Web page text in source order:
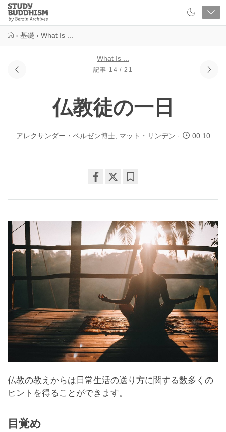
Close
Study
Buddhism
› 基礎 › What Is ...
What Is ...
記事 14 / 21
仏教徒の一日
アレクサンダー・ベルゼン博士, マット・リンデン 00:10
on
仏教の教えからは日常生活の送り方に関する数多くの
ヒントを得ることができます。
目覚め